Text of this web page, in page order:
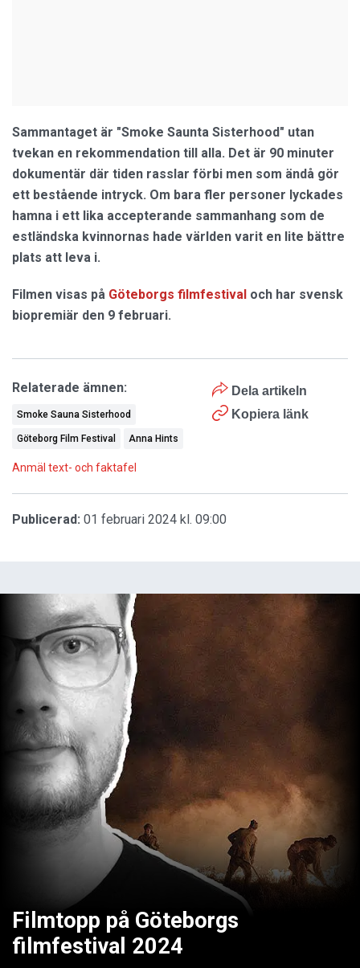
Sammantaget är "Smoke Saunta Sisterhood" utan
tvekan en rekommendation till alla. Det är 90 minuter
dokumentär där tiden rasslar förbi men som ändå gör
ett bestående intryck. Om bara fler personer lyckades
hamna i ett lika accepterande sammanhang som de
estländska kvinnornas hade världen varit en lite bättre
plats att leva i.
Filmen visas på Göteborgs filmfestival och har svensk
biopremiär den 9 februari.
Dela artikeln
Kopiera länk
Relaterade ämnen:
Smoke Sauna Sisterhood
Göteborg Film Festival Anna Hints
Anmäl text- och faktafel
Publicerad: 01 februari 2024 kl. 09:00
Filmtopp på Göteborgs
filmfestival 2024